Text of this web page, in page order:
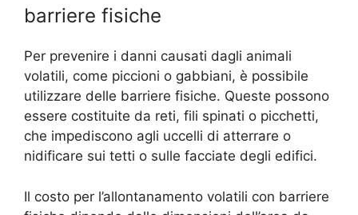
barriere fisiche
Per prevenire i danni causati dagli animali
volatili, come piccioni o gabbiani, è possibile
utilizzare delle barriere fisiche. Queste possono
essere costituite da reti, fili spinati o picchetti,
che impediscono agli uccelli di atterrare o
nidificare sui tetti o sulle facciate degli edifici.
Il costo per l’allontanamento volatili con barriere